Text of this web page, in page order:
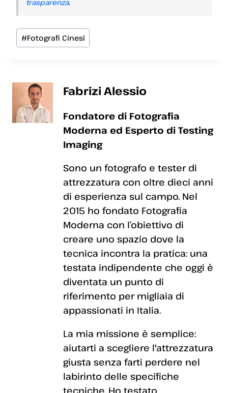
trasparenza.
Tag
articolo:
#Fotografi Cinesi
Fabrizi Alessio
Fondatore di Fotografia
Moderna ed Esperto di Testing
Imaging
Sono un fotografo e tester di
attrezzatura con oltre dieci anni
di esperienza sul campo. Nel
2015 ho fondato Fotografia
Moderna con l’obiettivo di
creare uno spazio dove la
tecnica incontra la pratica: una
testata indipendente che oggi è
diventata un punto di
riferimento per migliaia di
appassionati in Italia.
La mia missione è semplice:
aiutarti a scegliere l'attrezzatura
giusta senza farti perdere nel
labirinto delle specifiche
tecniche. Ho testato